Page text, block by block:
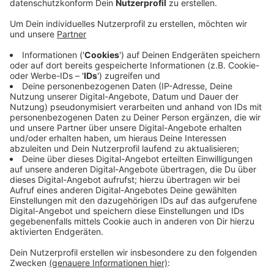
Anzeige
Er findet laut Veranstalter von 17 bis 22 Uhr auf dem
Dorf- und Festplatz statt. Angeboten werden
kulinarische Highlights aus aller Welt. Eigentlich sollte
die Premiere schon letzte Woche sein. Sie wurde
wegen des schlechten Wetters aber auf heute
verschoben. Der Feierabendmarkt in Korschenbroich-
Glehn morgen (13.05.) ist dagegen abgesagt. Laut
Betreiber ist die Wettervorhersage zu schlecht. Die
Veranstaltung ist demnach auf nächste Woche Freitag
verschoben (22.5.). Auch der Feierabendmarkt in Neuss
morgen ist wegen des Wetters abgesagt.